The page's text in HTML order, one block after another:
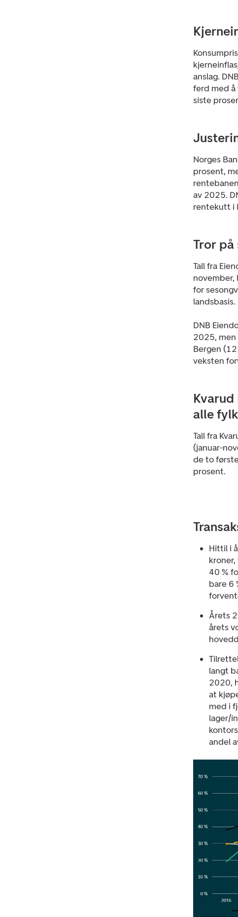
anslag.
ferd med
siste
Norges
prosent,
av 2025.
rentekutt i
Tror
Tall fra
november,
for
landsbasis.
DNB
2025,
Bergen
veksten
alle
Tall fra
(januar-
de to
prosent.
Hittil i
40 %
bare 6
Årets
årets
langt
2020,
at
med i
lager/
andel